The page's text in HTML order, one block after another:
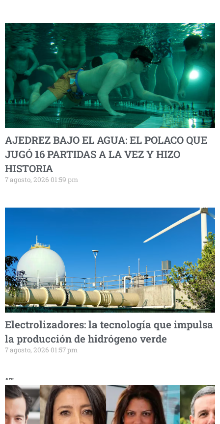
AJEDREZ BAJO EL AGUA: EL POLACO QUE
JUGÓ 16 PARTIDAS A LA VEZ Y HIZO
HISTORIA
7 agosto, 2026 01:59 pm
Electrolizadores: la tecnología que impulsa
la producción de hidrógeno verde
7 agosto, 2026 01:57 pm